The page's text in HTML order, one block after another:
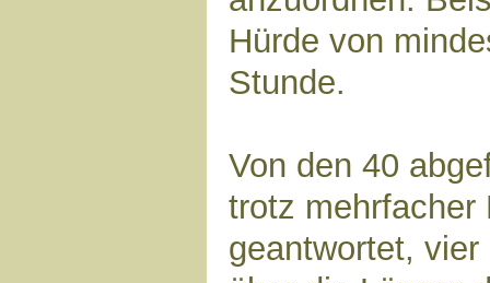
Hürde von
Stunde.
Von den 40
trotz mehrfacher
geantwortet,